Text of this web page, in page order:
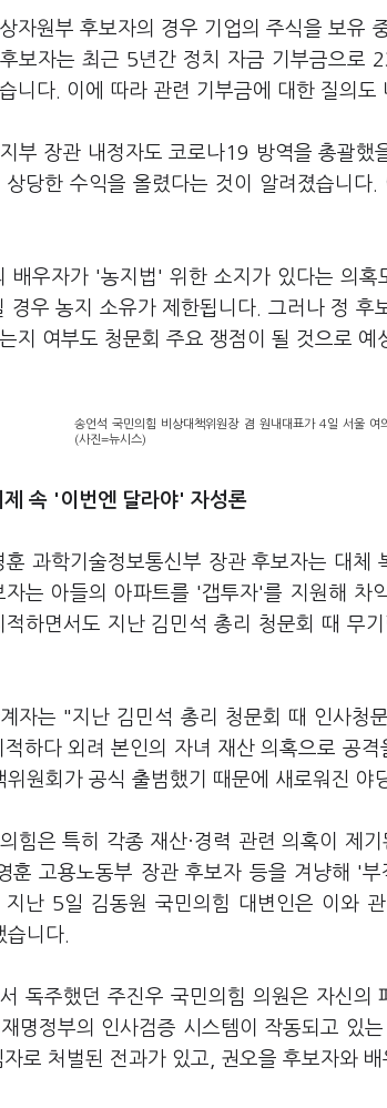
자원부 후보자의 경우 기업의 주식을 보유
보자는 최근 5년간 정치 자금 기부금으로
니다. 이에 따라 관련 기부금에 대한 질의도
부 장관 내정자도 코로나19 방역을 총괄
상당한 수익을 올렸다는 것이 알려졌습니
배우자가 '농지법' 위한 소지가 있다는 의
경우 농지 소유가 제한됩니다. 그러나 정 후
지 여부도 청문회 주요 쟁점이 될 것으로 예
송언석 국민의힘 비상대책위원장 겸 원내대표가 4일 서울 여
(사진=뉴시스)
제 속 '이번엔 달라야' 자성론
훈 과학기술정보통신부 장관 후보자는 대
는 아들의 아파트를 '갭투자'를 지원해 차
적하면서도 지난 김민석 총리 청문회 때 무
자는 "지난 김민석 총리 청문회 때 인사청
하다 외려 본인의 자녀 재산 의혹으로 공
위원회가 공식 출범했기 때문에 새로워진 야
힘은 특히 각종 재산·경력 관련 의혹이 제
훈 고용노동부 장관 후보자 등을 겨냥해 '
지난 5일 김동원 국민의힘 대변인은 이와
습니다.
독주했던 주진우 국민의힘 의원은 자신의
명정부의 인사검증 시스템이 작동되고 있
로 처벌된 전과가 있고, 권오을 후보자와